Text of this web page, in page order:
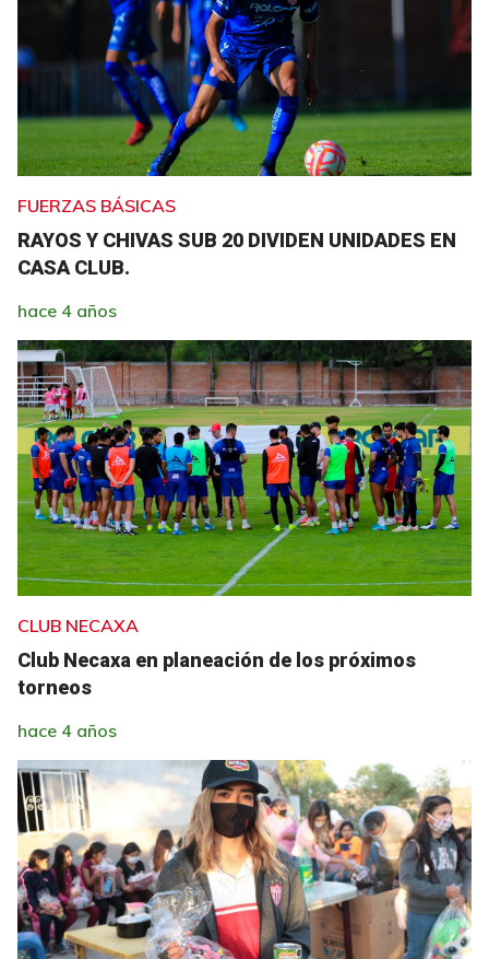
FUERZAS BÁSICAS
RAYOS Y CHIVAS SUB 20 DIVIDEN UNIDADES EN
CASA CLUB.
hace 4 años
CLUB NECAXA
Club Necaxa en planeación de los próximos
torneos
hace 4 años